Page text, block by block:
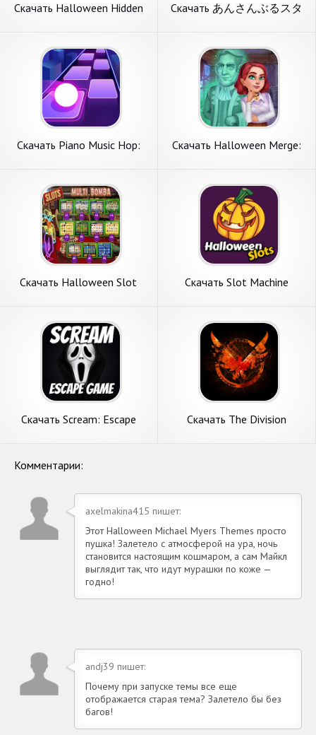
Скачать Halloween Hidden
Скачать あんさんぶるスタ
Андроид
Скачать Piano Music Hop:
Скачать Halloween Merge:
на Андроид
Скачать Halloween Slot
Андроид
Скачать Slot Machine
на Андроид
Скачать Scream: Escape
Скачать The Division
Комментарии:
axelmakina415 пишет:
Этот Halloween Michael Myers Themes просто
пушка! Залетело с атмосферой на ура, ночь
становится настоящим кошмаром, а сам Майкл
выглядит так, что идут мурашки по коже —
годно!
andj39 пишет:
Почему при запуске темы все еще
отображается старая тема? Залетело бы без
багов!